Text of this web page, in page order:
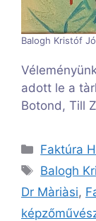
Balogh Kristóf
adott le a
Botond, Till
Kategória
Faktúra
Címkék
Balogh
Dr Màriàsi,